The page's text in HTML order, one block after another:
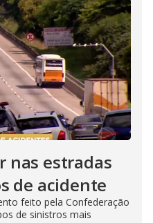
nas estradas
de acidente
feito pela Confederação
de sinistros mais